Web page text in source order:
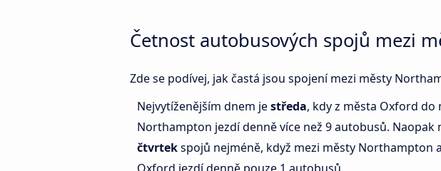
Četnost autobusových spojů mezi
Zde se podívej, jak častá jsou spojení mezi městy
Nejvytíženějším dnem jestředa, kdy z města Oxford do
Northampton jezdí denně více než 9 autobusů. Naopak
čtvrtekspojů nejméně, když mezi městy Northampton a